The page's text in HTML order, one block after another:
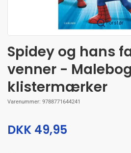
Forstør
Spidey og hans
venner -
klistermærker
Varenummer: 9788771644241
DKK 49,95